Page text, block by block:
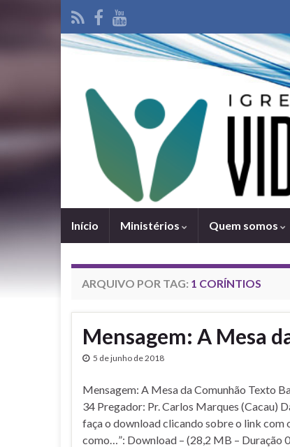
Iní­cio Ministérios Quem somos
ARQUIVO POR TAG: 1 CORÍ­NTIOS
Mensagem: A Mesa
5 de junho de 2018
Mensagem: A Mesa da Comunhão Texto
34 Pregador: Pr. Carlos Marques (Cacau)
faça o download clicando sobre o link com
como…”: Download – (28,2 MB – Duração